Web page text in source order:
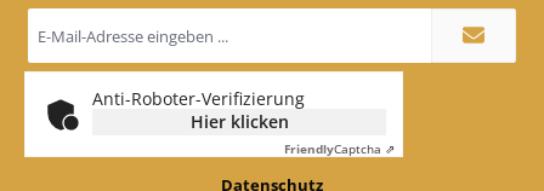
Mail-
Adresse
*
Anti-Roboter-Verifizierung
Hier klicken
FriendlyCaptcha ⇗
Datenschutz